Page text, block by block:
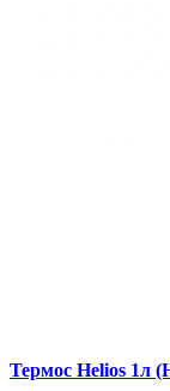
Термос Helios 1л